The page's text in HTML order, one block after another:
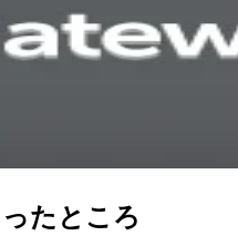
たところ